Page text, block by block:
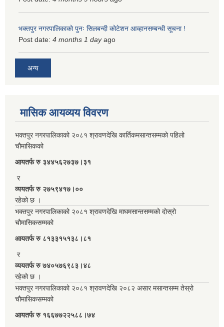
भक्तपुर नगरपालिकाको पुनः सिलबन्दी कोटेशन आव्हानसम्बन्धी सूचना !
Post date: 4 months 1 dayago
अन्य
मासिक आयव्यय विवरण
भक्तपुर नगरपालिकाको २०८१ श्रावणदेखि कार्तिकमसान्तसम्मको पहिलो
चौमासिकको
आयतर्फ रु‌ ३४४५६२७३७।३१
र
व्ययतर्फ रु २७५९४१७।००
रहेको छ ।
भक्तपुर नगरपालिकाको २०८१ श्रावणदेखि माघमसान्तसम्मको दोस्रो
चौमासिकसम्मको
आयतर्फ रु‌ ८१३३१५१३८।८१
र
व्ययतर्फ रु ७४०५७६९८३।४८
रहेको छ ।
भक्तपुर नगरपालिकाको २०८१ श्रावणदेखि २०८२ असार मसान्तसम्म तेस्रो
चौमासिकसम्मको
आयतर्फ रु‌ १६६७७२२५८८।७४